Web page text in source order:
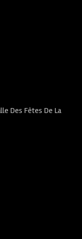
Des Fêtes De La